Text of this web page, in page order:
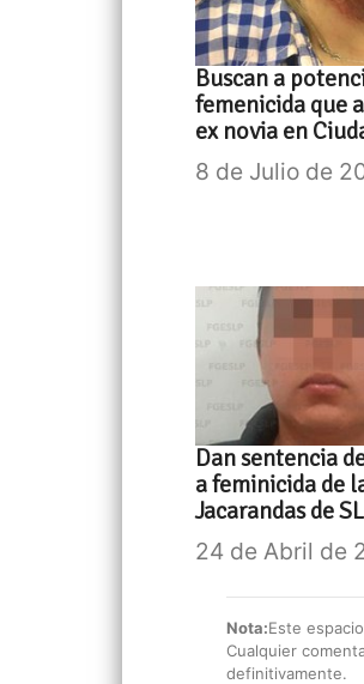
Buscan a
femenicida que
ex novia en
8 de Julio de
Dan sentencia
a feminicida de
Jacarandas de
24 de Abril de
Nota:Este
Cualquier
definitivamente.